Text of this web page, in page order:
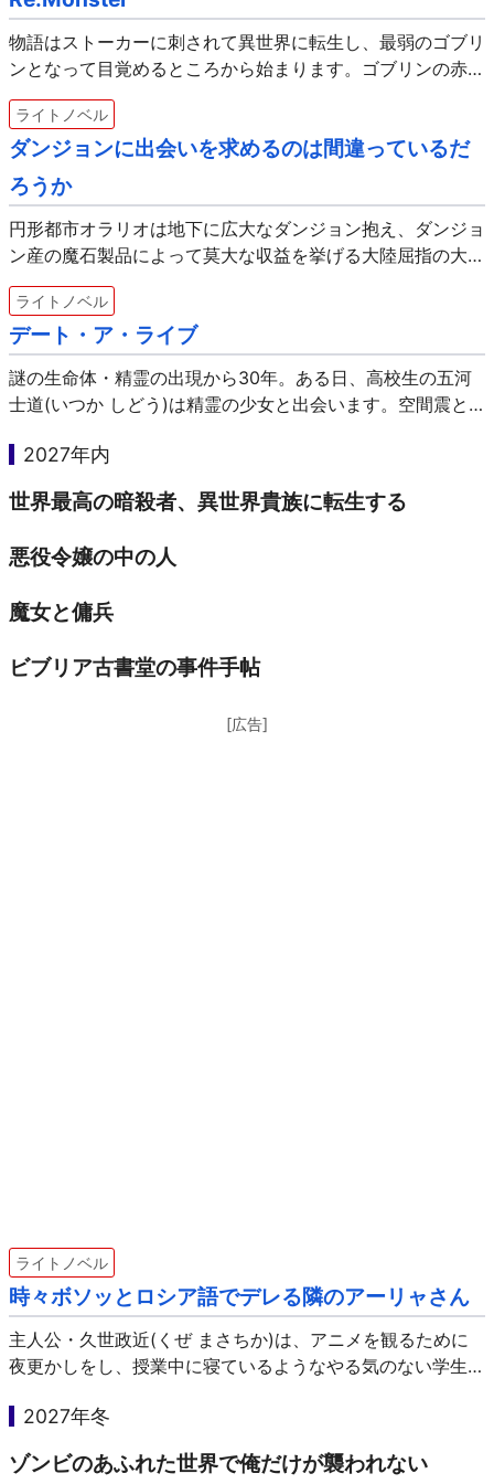
物語はストーカーに刺されて異世界に転生し、最弱のゴブリ
ンとなって目覚めるところから始まります。ゴブリンの赤子
として目を覚ます主人公・ゴブ朗(ごぶろう)。しかし、彼に
は前世から引き継いだ特殊能力・吸喰能力(アブソープショ
ン…
ライトノベル
ダンジョンに出会いを求めるのは間違っているだ
ろうか
円形都市オラリオは地下に広大なダンジョン抱え、ダンジョ
ン産の魔石製品によって莫大な収益を挙げる大陸屈指の大都
市です。そんなオラリオには富はもちろん、未知への興奮、
輝かしい栄誉が詰まっており、日々冒険者がダンジョンでモ
ンス…
ライトノベル
デート・ア・ライブ
謎の生命体・精霊の出現から30年。ある日、高校生の五河
士道(いつか しどう)は精霊の少女と出会います。空間震と
い存在とされる精霊。けれど彼は少女に人に対する絶望と悲
2027年内
世界最高の暗殺者、異世界貴族に転生する
悪役令嬢の中の人
魔女と傭兵
ビブリア古書堂の事件手帖
[広告]
ライトノベル
時々ボソッとロシア語でデレる隣のアーリャさん
主人公・久世政近(くぜ まさちか)は、アニメを観るために
夜更かしをし、授業中に寝ているようなやる気のない学生で
ナ・九条(くじょう)はいつも冷ややかな目線を向けて、彼の
2027年冬
ゾンビのあふれた世界で俺だけが襲われない